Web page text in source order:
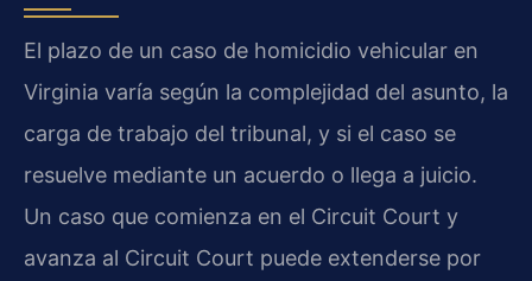
El plazo de un caso de homicidio vehicular en
Virginia varía según la complejidad del asunto, la
carga de trabajo del tribunal, y si el caso se
resuelve mediante un acuerdo o llega a juicio.
Un caso que comienza en el Circuit Court y
avanza al Circuit Court puede extenderse por